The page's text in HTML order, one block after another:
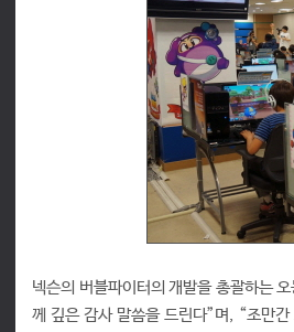
넥슨의 버블파이터의 개발을 총괄하는
께 깊은 감사 말씀을 드린다”며, “조만